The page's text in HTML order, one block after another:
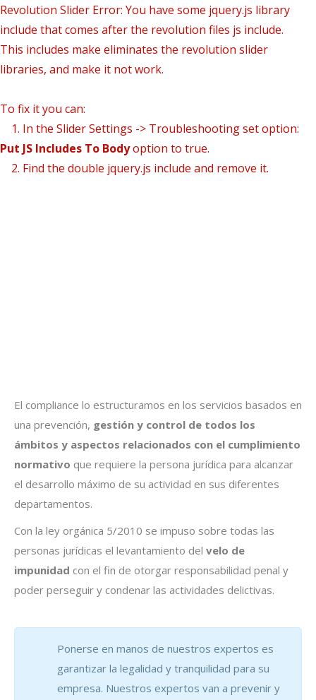
Revolution Slider Error: You have some jquery.js library
include that comes after the revolution files js include.
This includes make eliminates the revolution slider
libraries, and make it not work.
To fix it you can:
1. In the Slider Settings -> Troubleshooting set option:
Put JS Includes To Bodyoption to true.
2. Find the double jquery.js include and remove it.
El compliance lo estructuramos en los servicios basados en
una prevención, gestión y control de todos los
ámbitos y aspectos relacionados con el cumplimiento
normativo que requiere la persona jurídica para alcanzar
el desarrollo máximo de su actividad en sus diferentes
departamentos.
Con la ley orgánica 5/2010 se impuso sobre todas las
personas jurídicas el levantamiento del velo de
impunidad con el fin de otorgar responsabilidad penal y
poder perseguir y condenar las actividades delictivas.
Ponerse en manos de nuestros expertos es
garantizar la legalidad y tranquilidad para su
empresa. Nuestros expertos van a prevenir y